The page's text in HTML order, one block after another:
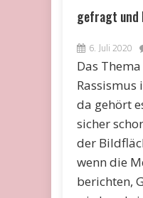
gefragt und
6. Juli 2020
Das
Rassismus
da gehört
sicher
der
wenn die
berichten,